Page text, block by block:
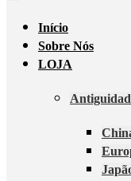
Início
Sobre Nós
LOJA